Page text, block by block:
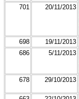
701 20/11/2013
698 19/11/2013
686
5/11/2013
678 29/10/2013